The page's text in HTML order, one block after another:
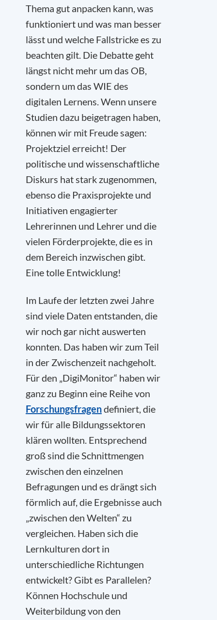
Thema gut anpacken kann, was
funktioniert und was man besser
lässt und welche Fallstricke es zu
beachten gilt. Die Debatte geht
längst nicht mehr um das OB,
sondern um das WIE des
digitalen Lernens. Wenn unsere
Studien dazu beigetragen haben,
können wir mit Freude sagen:
Projektziel erreicht! Der
politische und wissenschaftliche
Diskurs hat stark zugenommen,
ebenso die Praxisprojekte und
Initiativen engagierter
Lehrerinnen und Lehrer und die
vielen Förderprojekte, die es in
dem Bereich inzwischen gibt.
Eine tolle Entwicklung!
Im Laufe der letzten zwei Jahre
sind viele Daten entstanden, die
wir noch gar nicht auswerten
konnten. Das haben wir zum Teil
in der Zwischenzeit nachgeholt.
Für den „DigiMonitor“ haben wir
ganz zu Beginn eine Reihe von
Forschungsfragendefiniert, die
wir für alle Bildungssektoren
klären wollten. Entsprechend
groß sind die Schnittmengen
zwischen den einzelnen
Befragungen und es drängt sich
förmlich auf, die Ergebnisse auch
„zwischen den Welten“ zu
vergleichen. Haben sich die
Lernkulturen dort in
unterschiedliche Richtungen
entwickelt? Gibt es Parallelen?
Können Hochschule und
Weiterbildung von den